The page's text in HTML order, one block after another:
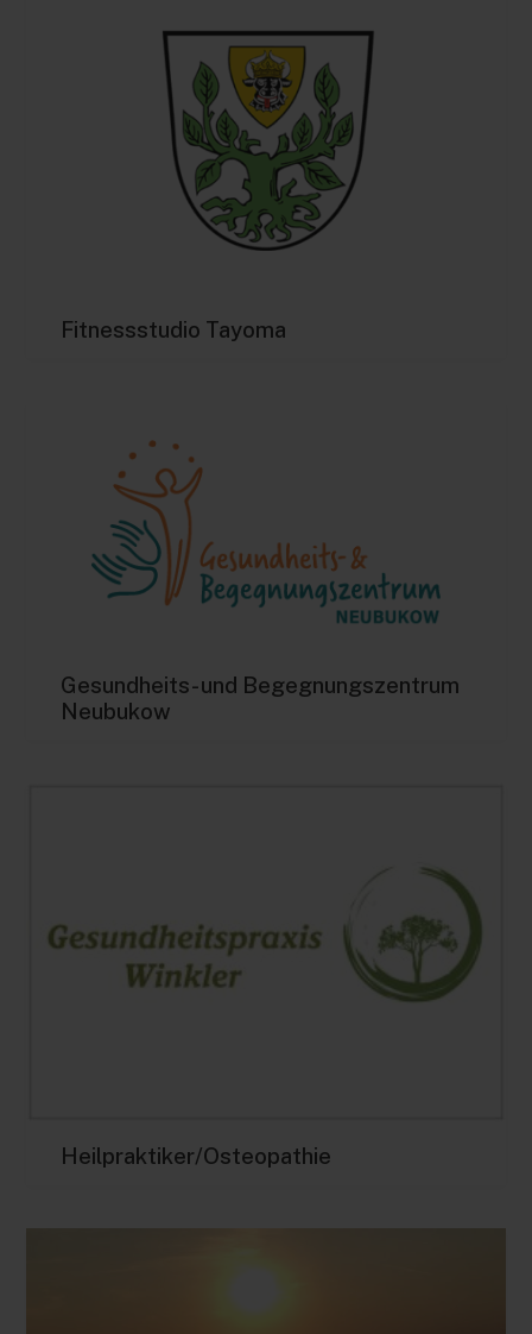
Fitnessstudio Tayoma
Gesundheits- und Begegnungszentrum
Neubukow
Heilpraktiker/Osteopathie